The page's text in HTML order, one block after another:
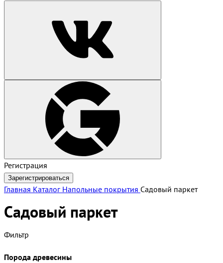
Регистрация
Зарегистрироваться
Главная Каталог Напольные покрытия Садовый паркет
Садовый паркет
Фильтр
Порода древесины